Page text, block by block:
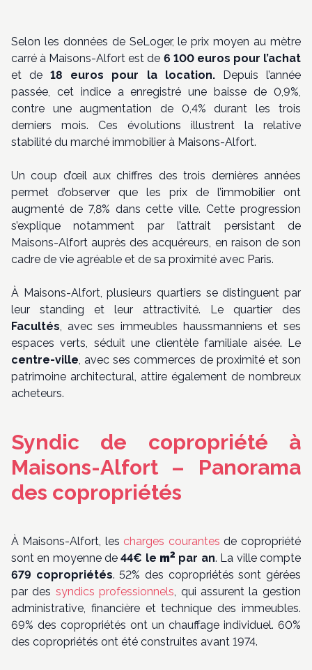
Selon les données de SeLoger, le prix moyen au mètre
carré à Maisons-Alfort est de 6 100 euros pour l’achat
et de18 euros pour la location.Depuis l’année
passée, cet indice a enregistré une baisse de 0,9%,
contre une augmentation de 0,4% durant les trois
derniers mois. Ces évolutions illustrent la relative
stabilité du marché immobilier à Maisons-Alfort.
Un coup d’œil aux chiffres des trois dernières années
permet d’observer que les prix de l’immobilier ont
augmenté de 7,8% dans cette ville. Cette progression
s’explique notamment par l’attrait persistant de
Maisons-Alfort auprès des acquéreurs, en raison de son
cadre de vie agréable et de sa proximité avec Paris.
À Maisons-Alfort, plusieurs quartiers se distinguent par
leur standing et leur attractivité. Le quartier des
Facultés, avec ses immeubles haussmanniens et ses
espaces verts, séduit une clientèle familiale aisée. Le
centre-ville, avec ses commerces de proximité et son
patrimoine architectural, attire également de nombreux
acheteurs.
Syndic de copropriété à
Maisons-Alfort – Panorama
des copropriétés
À Maisons-Alfort, les charges courantes de copropriété
sont en moyenne de44€ le m2 par an. La ville compte
679 copropriétés. 52% des copropriétés sont gérées
par des syndics professionnels, qui assurent la gestion
administrative, financière et technique des immeubles.
69% des copropriétés ont un chauffage individuel. 60%
des copropriétés ont été construites avant 1974.